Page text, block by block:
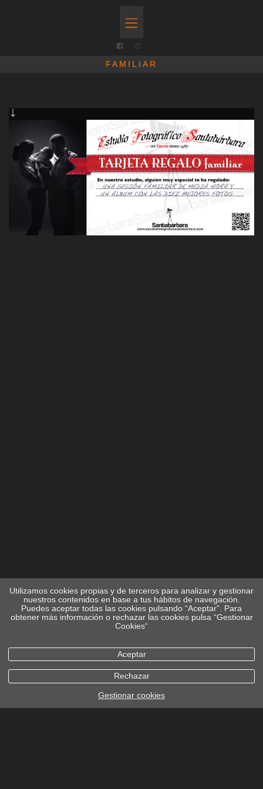
FAMILIAR
Utilizamos cookies propias y de terceros para analizar y gestionar
nuestros contenidos en base a tus hábitos de navegación.
Puedes aceptar todas las cookies pulsando “Aceptar”. Para
obtener más información o rechazar las cookies pulsa “Gestionar
Cookies“
Aceptar
Rechazar
Gestionar cookies